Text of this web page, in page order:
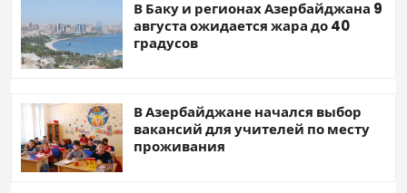
В Баку и регионах Азербайджана 9
августа ожидается жара до 40
градусов
В Азербайджане начался выбор
вакансий для учителей по месту
проживания